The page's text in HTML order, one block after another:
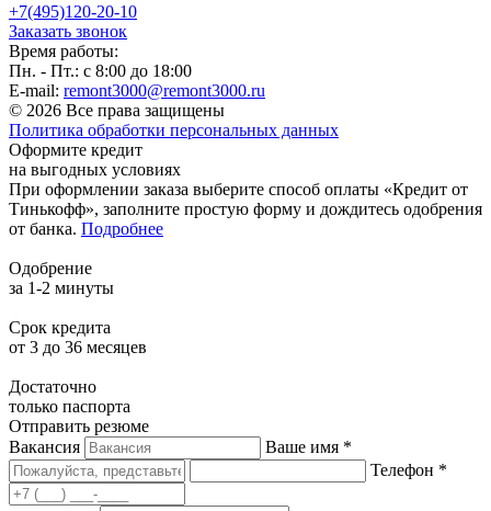
+7(495)120-20-10
Заказать звонок
Время работы:
Пн. - Пт.: с 8:00 до 18:00
E-mail: remont3000@remont3000.ru
© 2026 Все права защищены
Политика обработки персональных данных
Оформите кредит
на выгодных условиях
При оформлении заказа выберите способ оплаты «Кредит от
Тинькофф», заполните простую форму и дождитесь одобрения
от банка. Подробнее
Одобрение
за 1-2 минуты
Срок кредита
от 3 до 36 месяцев
Достаточно
только паспорта
Отправить резюме
Вакансия
Ваше имя *
Телефон *